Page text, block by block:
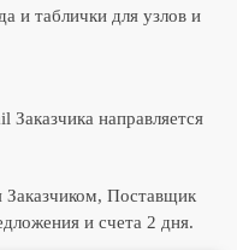
и таблички для узлов и
направляется
Заказчиком, Поставщик
и счета 2 дня.